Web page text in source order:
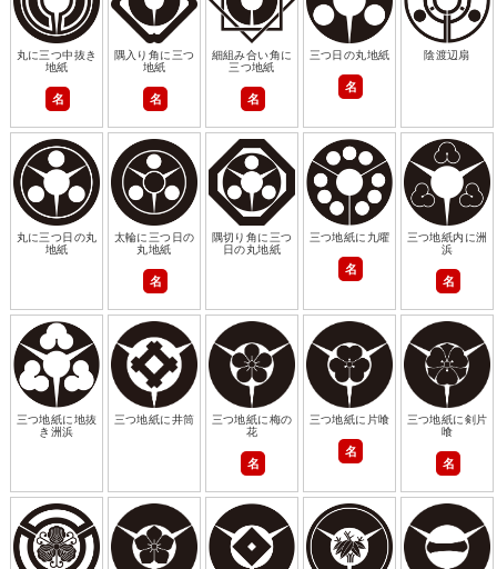
丸に三つ中抜き
地紙
名
隅入り角に三つ
地紙
名
細組み合い角に
三つ地紙
名
三つ日の丸地紙
名
陰渡辺扇
丸に三つ日の丸
地紙
太輪に三つ日の
丸地紙
名
隅切り角に三つ
日の丸地紙
三つ地紙に九曜
名
三つ地紙内に洲
浜
名
三つ地紙に地抜
き洲浜
三つ地紙に井筒
三つ地紙に梅の
花
名
三つ地紙に片喰
名
三つ地紙に剣片
喰
名